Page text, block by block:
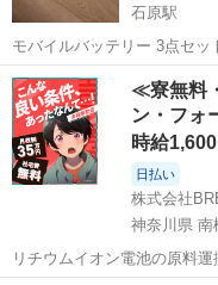
石原駅
モバイルバッテリー 3点セッ
常充電 ・iWALK
・Anker PowerCore1000...
埼玉 熊谷市 石原駅
≪寮無料
ン・フォ
時給1,600
日払い
株式会社
神奈川県 南
リチウムイオン電池の原料